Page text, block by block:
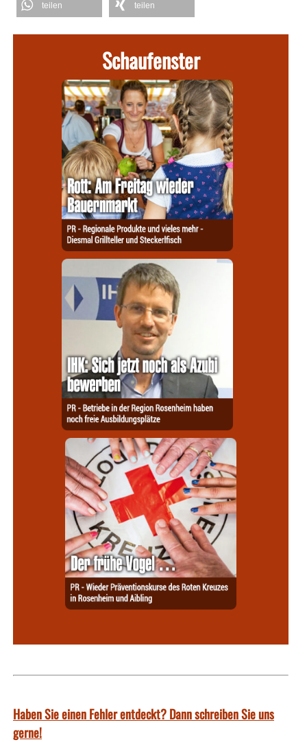
teilen teilen
Schaufenster
Haben Sie einen Fehler entdeckt? Dann schreiben Sie uns
gerne!